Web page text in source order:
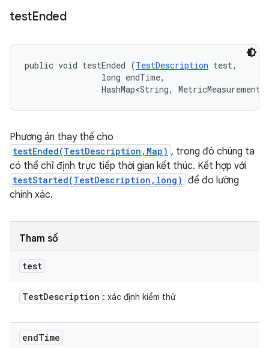
testEnded
public void testEnded (TestDescription test,
                long endTime,
HashMap<String,
Phương án thay thế cho
testEnded(TestDescription,Map) , trong đó chúng ta
có thể chỉ định trực tiếp thời gian kết thúc. Kết hợp với
testStarted(TestDescription,long) để đo lường
chính xác.
Tham số
test
TestDescription : xác định kiểm thử
endTime